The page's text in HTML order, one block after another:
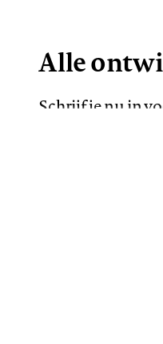
Alle
Schrijf je nu in